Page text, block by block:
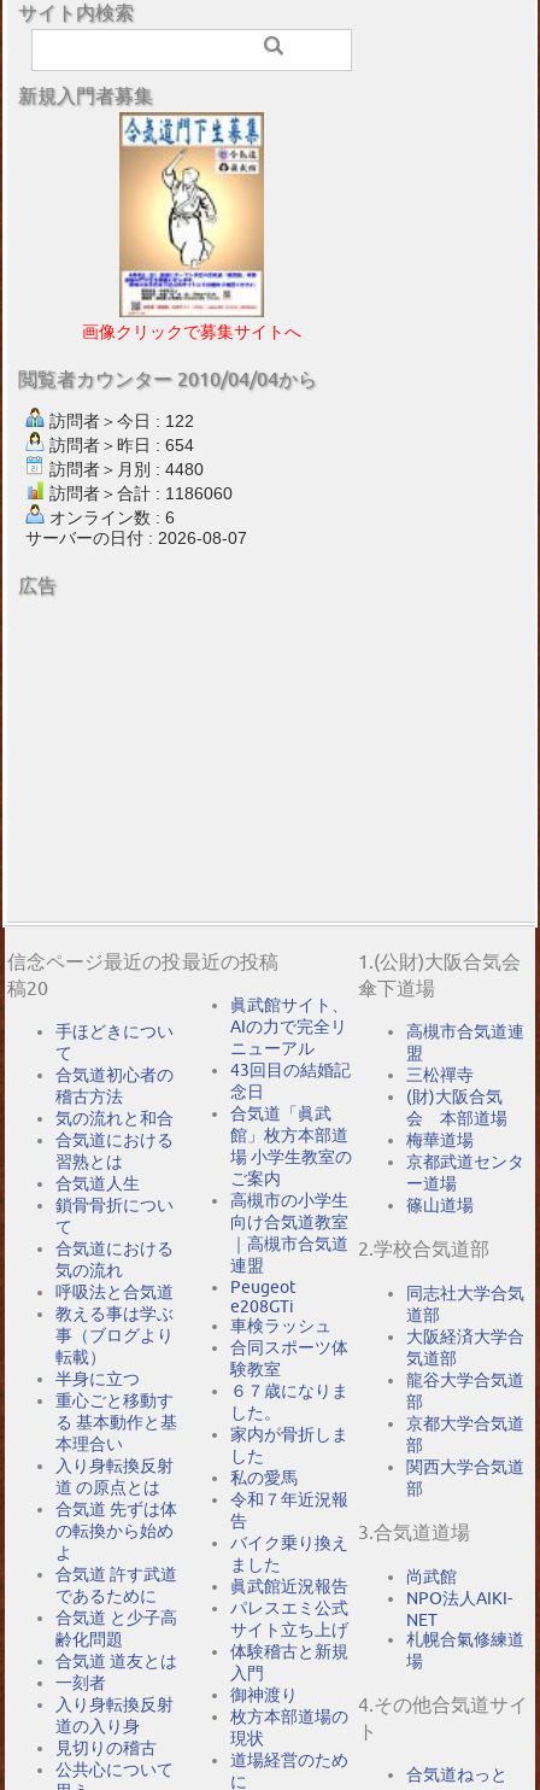
サイト内検索
新規入門者募集
画像クリックで募集サイトへ
閲覧者カウンター 2010/04/04から
訪問者＞今日 : 122
訪問者＞昨日 : 654
訪問者＞月別 : 4480
訪問者＞合計 : 1186060
オンライン数 : 6
サーバーの日付 : 2026-08-07
広告
信念ページ最近の投
稿20
手ほどきについ
て
合気道初心者の
稽古方法
気の流れと和合
合気道における
習熟とは
合気道人生
鎖骨骨折につい
て
合気道における
気の流れ
呼吸法と合気道
教える事は学ぶ
事（ブログより
転載）
半身に立つ
重心ごと移動す
る 基本動作と基
本理合い
入り身転換反射
道 の原点とは
合気道 先ずは体
の転換から始め
よ
合気道 許す武道
であるために
合気道 と少子高
齢化問題
合気道 道友とは
一刻者
入り身転換反射
道の入り身
見切りの稽古
公共心について
最近の投稿
眞武館サイト、
AIの力で完全リ
ニューアル
43回目の結婚記
念日
合気道「眞武
館」枚方本部道
場 小学生教室の
ご案内
高槻市の小学生
向け合気道教室
｜高槻市合気道
連盟
Peugeot
e208GTi
車検ラッシュ
合同スポーツ体
験教室
６７歳になりま
した。
家内が骨折しま
した
私の愛馬
令和７年近況報
告
バイク乗り換え
ました
眞武館近況報告
パレスエミ公式
サイト立ち上げ
体験稽古と新規
入門
御神渡り
枚方本部道場の
現状
道場経営のため
に
1.(公財)大阪合気会
傘下道場
高槻市合気道連
盟
三松禪寺
(財)大阪合気
会 本部道場
梅華道場
京都武道センタ
ー道場
篠山道場
2.学校合気道部
同志社大学合気
道部
大阪経済大学合
気道部
龍谷大学合気道
部
京都大学合気道
部
関西大学合気道
部
3.合気道道場
尚武館
NPO法人AIKI-
NET
札幌合氣修練道
場
4.その他合気道サイ
ト
合気道ねっと